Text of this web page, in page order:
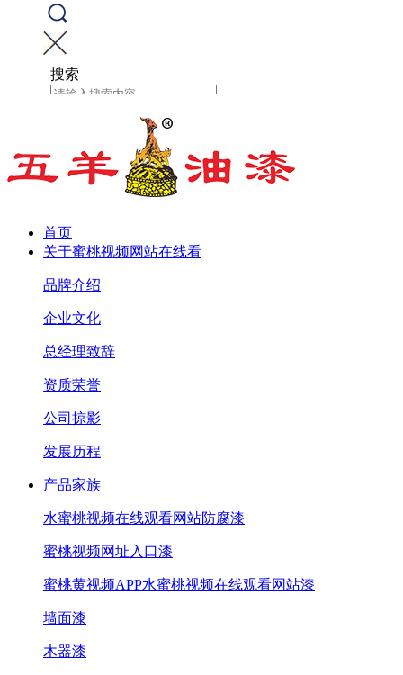
首页
关于蜜桃视频网站在线看
品牌介绍
企业文化
总经理致辞
资质荣誉
公司掠影
发展历程
产品家族
水蜜桃视频在线观看网站防腐漆
蜜桃视频网址入口漆
蜜桃黄视频APP水蜜桃视频在线观看网站漆
墙面漆
木器漆